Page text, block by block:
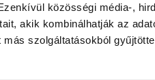
közösségi média-,
akik kombinálhatják az
szolgáltatásokból